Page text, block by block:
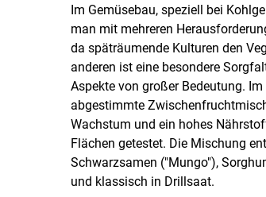
Im Gemüsebau, speziell bei
man mit mehreren
da späträumende Kulturen den
anderen ist eine besondere
Aspekte von großer Bedeutung.
abgestimmte
Wachstum und ein hohes
Flächen getestet. Die Mischung
Schwarzsamen ("Mungo"),
und klassisch in Drillsaat.